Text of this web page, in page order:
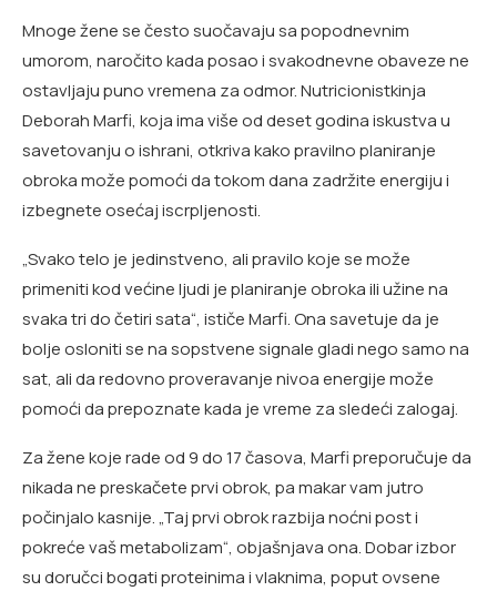
Mnoge žene se često suočavaju sa popodnevnim
umorom, naročito kada posao i svakodnevne obaveze ne
ostavljaju puno vremena za odmor. Nutricionistkinja
Deborah Marfi, koja ima više od deset godina iskustva u
savetovanju o ishrani, otkriva kako pravilno planiranje
obroka može pomoći da tokom dana zadržite energiju i
izbegnete osećaj iscrpljenosti.
„Svako telo je jedinstveno, ali pravilo koje se može
primeniti kod većine ljudi je planiranje obroka ili užine na
svaka tri do četiri sata“, ističe Marfi. Ona savetuje da je
bolje osloniti se na sopstvene signale gladi nego samo na
sat, ali da redovno proveravanje nivoa energije može
pomoći da prepoznate kada je vreme za sledeći zalogaj.
Za žene koje rade od 9 do 17 časova, Marfi preporučuje da
nikada ne preskačete prvi obrok, pa makar vam jutro
počinjalo kasnije. „Taj prvi obrok razbija noćni post i
pokreće vaš metabolizam“, objašnjava ona. Dobar izbor
su doručci bogati proteinima i vlaknima, poput ovsene